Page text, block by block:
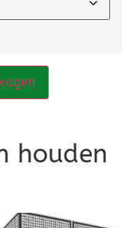
houden